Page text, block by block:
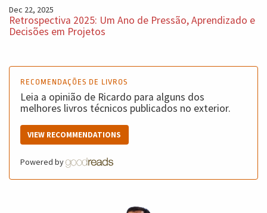
Dec 22, 2025
Retrospectiva 2025: Um Ano de Pressão, Aprendizado e
Decisões em Projetos
RECOMENDAÇÕES DE LIVROS
Leia a opinião de Ricardo para alguns dos
melhores livros técnicos publicados no exterior.
VIEW RECOMMENDATIONS
Powered by